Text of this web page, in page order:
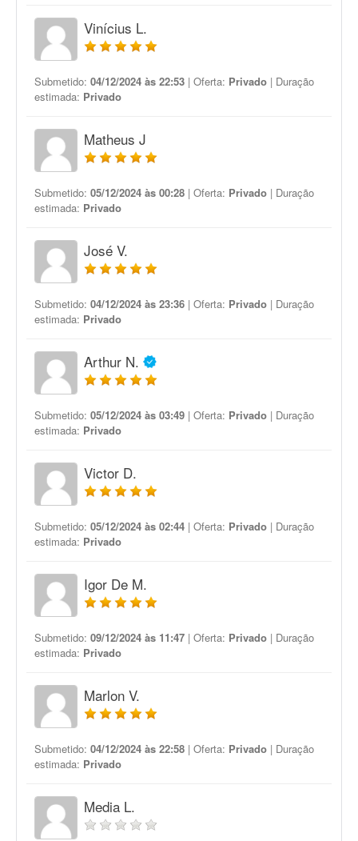
Vinícius L.
Submetido: 04/12/2024 às 22:53 | Oferta: Privado | Duração
estimada: Privado
Matheus J
Submetido: 05/12/2024 às 00:28 | Oferta: Privado | Duração
estimada: Privado
José V.
Submetido: 04/12/2024 às 23:36 | Oferta: Privado | Duração
estimada: Privado
Arthur N.
Submetido: 05/12/2024 às 03:49 | Oferta: Privado | Duração
estimada: Privado
Victor D.
Submetido: 05/12/2024 às 02:44 | Oferta: Privado | Duração
estimada: Privado
Igor De M.
Submetido: 09/12/2024 às 11:47 | Oferta: Privado | Duração
estimada: Privado
Marlon V.
Submetido: 04/12/2024 às 22:58 | Oferta: Privado | Duração
estimada: Privado
Media L.